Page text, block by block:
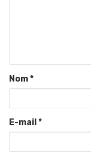
Nom*
E-mail *